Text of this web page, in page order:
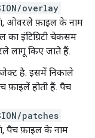
overlay
ओवरले फ़ाइल के नाम
का इंटिग्रिटी चेकसम
लागू किए जाते हैं.
है. इसमें निकाले
फ़ाइलें होती हैं. पैच
patches
पैच फ़ाइल के नाम